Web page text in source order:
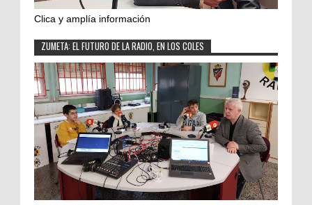
Clica y amplía información
ZUMETA: EL FUTURO DE LA RADIO, EN LOS COLES